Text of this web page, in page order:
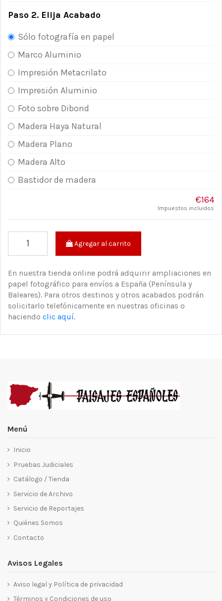
Paso 2. Elija Acabado
Sólo fotografía en papel
Marco Aluminio
Impresión Metacrilato
Impresión Aluminio
Foto sobre Dibond
Madera Haya Natural
Madera Plano
Madera Alto
Bastidor de madera
€164
Impuestos incluidos
Agregar al carrito
En nuestra tienda online podrá adquirir ampliaciones en
papel fotográfico para envíos a España (Península y
Baleares). Para otros destinos y otros acabados podrán
solicitarlo telefónicamente en nuestras oficinas o
haciendo clic aquí.
Menú
Inicio
Pruebas Judiciales
Catálogo / Tienda
Servicio de Archivo
Servicio de Reportajes
Quiénes Somos
Contacto
Avisos Legales
Aviso legal y Política de privacidad
Términos y Condiciones de uso